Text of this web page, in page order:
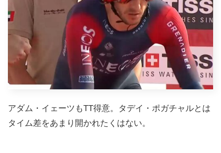
アダム・イェーツもTT得意。タデイ・ポガチャルとは
タイム差をあまり開かれたくはない。